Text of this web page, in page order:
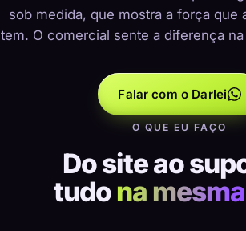
sob medida, que mostra a força que
tem. O comercial sente a diferença
Falar com o Darlei
O QUE EU FAÇO
Do site ao
tudona